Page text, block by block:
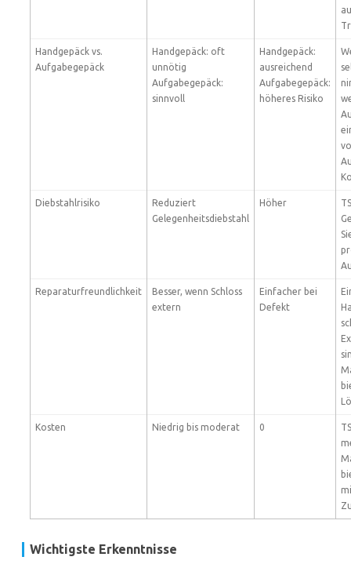
Handgepäck vs.
Aufgabegepäck
Handgepäck: oft
unnötig
Aufgabegepäck:
sinnvoll
Handgepäck:
ausreichend
Aufgabegepäck:
höheres Risiko
Diebstahlrisiko
Reduziert
Gelegenheitsdiebstahl
Höher
Reparaturfreundlichkeit
Besser, wenn Schloss
extern
Einfacher bei
Defekt
Kosten Niedrig bis moderat 0
Wichtigste Erkenntnisse